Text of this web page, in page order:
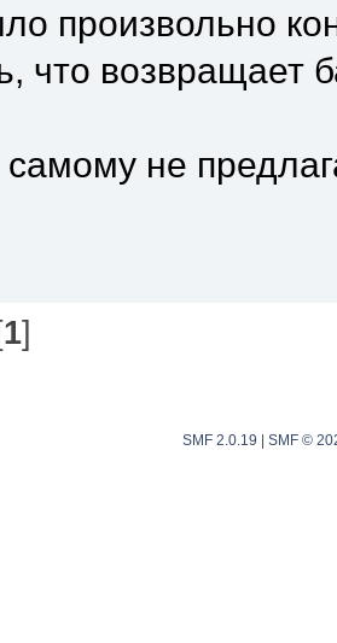
произвольно
что возвращает
самому не
1]
SMF 2.0.19 SMF ©